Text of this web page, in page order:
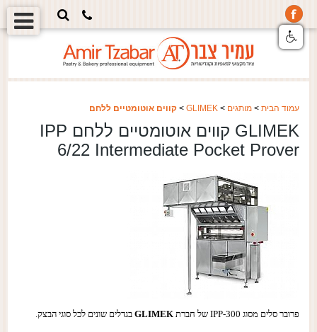
עמוד הבית> מותגים >
GLIMEK
> קווים אוטומטיים ללחם
GLIMEK קווים אוטומטיים ללחם IPP
6/22 Intermediate Pocket Prover
פרובר סלים מסוג IPP-300 של חברת GLIMEKבגדלים שונים לכל סוגי הבצק.